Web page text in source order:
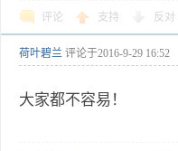
评论 支持 反对
荷叶碧兰 评论于2016-9-29 16:52
大家都不容易！